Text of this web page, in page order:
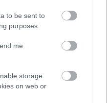
to be sent to
purposes.
me
storage
on web or
και οι σχέσεις
περιβάλλον σας
Διαβάστε τη